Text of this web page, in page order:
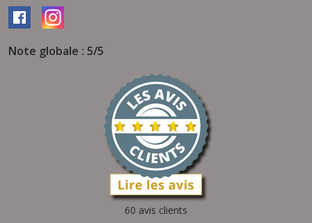
Note globale : 5/5
60 avis clients